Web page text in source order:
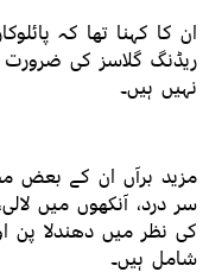
ان کا کہنا تھا کہ
ریڈنگ گلاسز کی
نہیں ہیں۔
مزید برآں ان کے بعض
سر درد، آنکھوں میں
کی نظر میں دھندلا پن
شامل ہیں۔